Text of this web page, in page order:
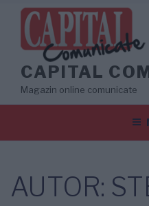
conținut
CAPITAL
Magazin online comunicate
AUTOR: